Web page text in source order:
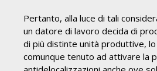
Pertanto, alla luce di tali
un datore di lavoro decida di
di più distinte unità produttive,
comunque tenuto ad attivare la